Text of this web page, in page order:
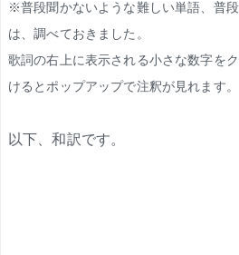
※普段聞かないような難しい単語、普
は、調べておきました。
歌詞の右上に表示される小さな数字を
けるとポップアップで注釈が見れます。
以下、和訳です。